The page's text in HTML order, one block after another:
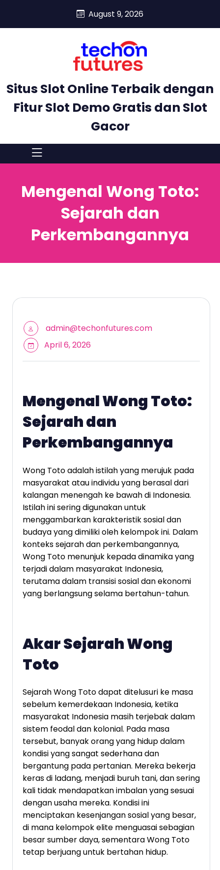
August 9, 2026
Situs Slot Online Terbaik dengan
Fitur Slot Demo Gratis dan Slot
Gacor
Mengenal Wong Toto:
Sejarah dan
Perkembangannya
admin@techonfutures.com
April 6, 2026
Mengenal Wong Toto:
Sejarah dan
Perkembangannya
Wong Toto adalah istilah yang merujuk pada
masyarakat atau individu yang berasal dari
kalangan menengah ke bawah di Indonesia.
Istilah ini sering digunakan untuk
menggambarkan karakteristik sosial dan
budaya yang dimiliki oleh kelompok ini. Dalam
konteks sejarah dan perkembangannya,
Wong Toto menunjuk kepada dinamika yang
terjadi dalam masyarakat Indonesia,
terutama dalam transisi sosial dan ekonomi
yang berlangsung selama bertahun-tahun.
Akar Sejarah Wong
Toto
Sejarah Wong Toto dapat ditelusuri ke masa
sebelum kemerdekaan Indonesia, ketika
masyarakat Indonesia masih terjebak dalam
sistem feodal dan kolonial. Pada masa
tersebut, banyak orang yang hidup dalam
kondisi yang sangat sederhana dan
bergantung pada pertanian. Mereka bekerja
keras di ladang, menjadi buruh tani, dan sering
kali tidak mendapatkan imbalan yang sesuai
dengan usaha mereka. Kondisi ini
menciptakan kesenjangan sosial yang besar,
di mana kelompok elite menguasai sebagian
besar sumber daya, sementara Wong Toto
tetap berjuang untuk bertahan hidup.